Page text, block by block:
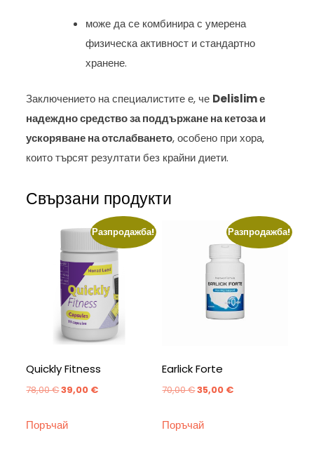
може да се комбинира с умерена
физическа активност и стандартно
хранене.
Заключението на специалистите е, че Delislim е
надеждно средство за поддържане на кетоза и
ускоряване на отслабването, особено при хора,
които търсят резултати без крайни диети.
Свързани продукти
Разпродажба!
Quickly Fitness
78,00€Original
was:
39,00 €Текущата
Поръчай
Разпродажба!
Earlick Forte
70,00€Original
was:
35,00 €Текущата
Поръчай